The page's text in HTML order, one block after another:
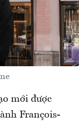
mới được
François-